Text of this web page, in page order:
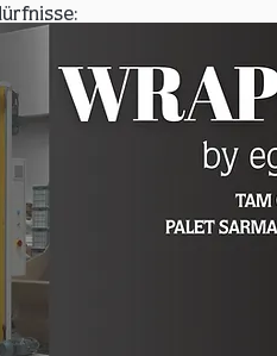
Produkte auf Paletten fest
Ergebnisse
besonders in der
die Luftzirkulation zu
Produkten und
Systeme, die für
der Palettenabholung über
aus Edelstahl für
sind beständig gegen